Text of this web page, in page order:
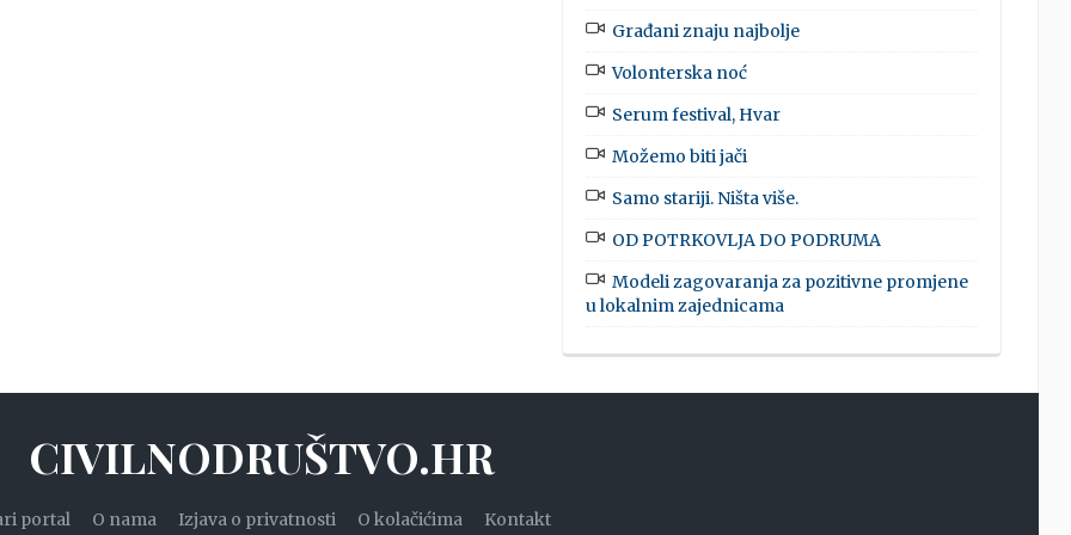
Građani znaju najbolje
Volonterska noć
Serum festival, Hvar
Možemo biti jači
Samo stariji. Ništa više.
OD POTRKOVLJA DO PODRUMA
Modeli zagovaranja za pozitivne promjene
u lokalnim zajednicama
CIVILNODRUŠTVO.HR
portal O nama Izjava o privatnosti O kolačićima Kontakt